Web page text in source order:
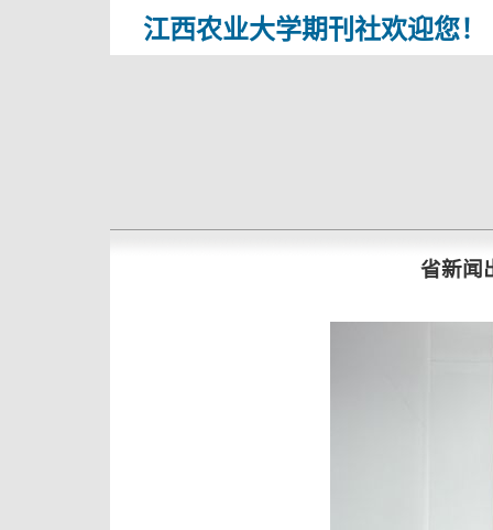
江西农业大学期刊社欢迎您！
省新闻